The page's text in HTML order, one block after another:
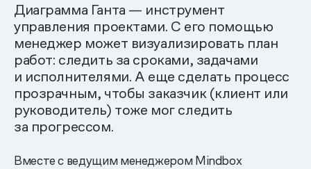
Диаграмма Ганта — инструмент
управления проектами. С его помощью
менеджер может визуализировать план
работ: следить за сроками, задачами
и исполнителями. А еще сделать процесс
прозрачным, чтобы заказчик (клиент или
руководитель) тоже мог следить
за прогрессом.
Вместе с ведущим менеджером Mindbox